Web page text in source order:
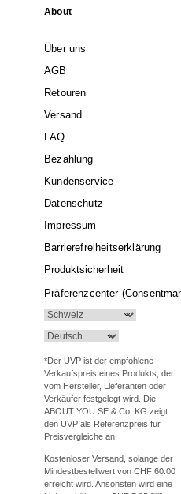
About
Über uns
AGB
Retouren
Versand
FAQ
Bezahlung
Kundenservice
Datenschutz
Impressum
Barrierefreiheitserklärung
Produktsicherheit
Präferenzcenter
*Der UVP ist der empfohlene
Verkaufspreis eines Produkts, der
vom Hersteller, Lieferanten oder
Verkäufer festgelegt wird. Die
ABOUT YOU SE & Co. KG zeigt
den UVP als Referenzpreis für
Preisvergleiche an.
Kostenloser Versand, solange der
Mindestbestellwert von CHF 60.00
erreicht wird. Ansonsten wird eine